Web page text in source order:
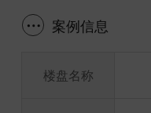
案例信息
楼盘名称